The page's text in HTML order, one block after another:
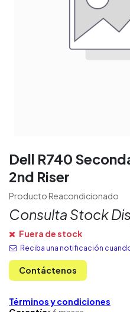
Dell R740
2nd Riser
Producto Reacondicionado
Consulta Stock
Fuera de stock
Reciba una notificación
Contáctenos
Términos y condiciones